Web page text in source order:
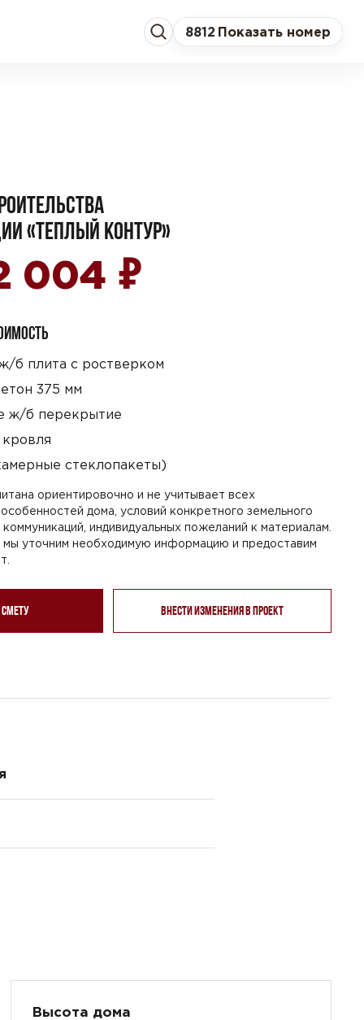
8812 Показать номер
«ТЕПЛЫЙ КОНТУР»
004 ₽
б плита с ростверком
375 мм
ж/б перекрытие
стеклопакеты)
ориентировочно и не учитывает всех
дома, условий конкретного земельного
коммуникаций, индивидуальных пожеланий к материалам.
мы уточним необходимую информацию и предоставим
смету Внести изменения в проект
Высота дома